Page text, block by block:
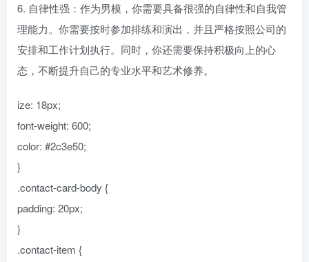
6. 自律性强：作为男模，你需要具备很强的自律性和自我管
理能力。你需要按时参加排练和演出，并且严格按照公司的
安排和工作计划执行。同时，你还需要保持积极向上的心
态，不断提升自己的专业水平和艺术修养。
ize: 18px;
font-weight: 600;
color: #2c3e50;
}
.contact-card-body {
padding: 20px;
}
.contact-item {